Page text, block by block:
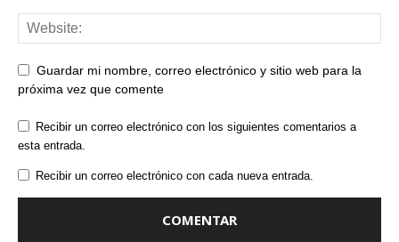
Guardar mi nombre, correo electrónico y sitio web para la
próxima vez que comente
Recibir un correo electrónico con los siguientes comentarios a
esta entrada.
Recibir un correo electrónico con cada nueva entrada.